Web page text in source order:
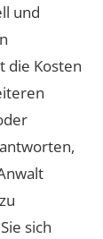
und
die Kosten
sich